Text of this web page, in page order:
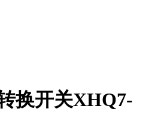
换开关XHQ7-